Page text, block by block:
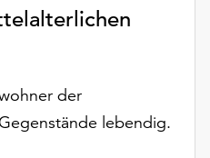
der
lebendig.